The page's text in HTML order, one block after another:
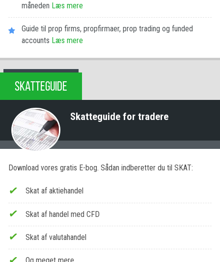
måneden Læs mere
Guide til prop firms, propfirmaer, prop trading og funded
accounts Læs mere
SKATTEGUIDE
Skatteguide for tradere
Download vores gratis E-bog. Sådan indberetter du til SKAT:
Skat af aktiehandel
Skat af handel med CFD
Skat af valutahandel